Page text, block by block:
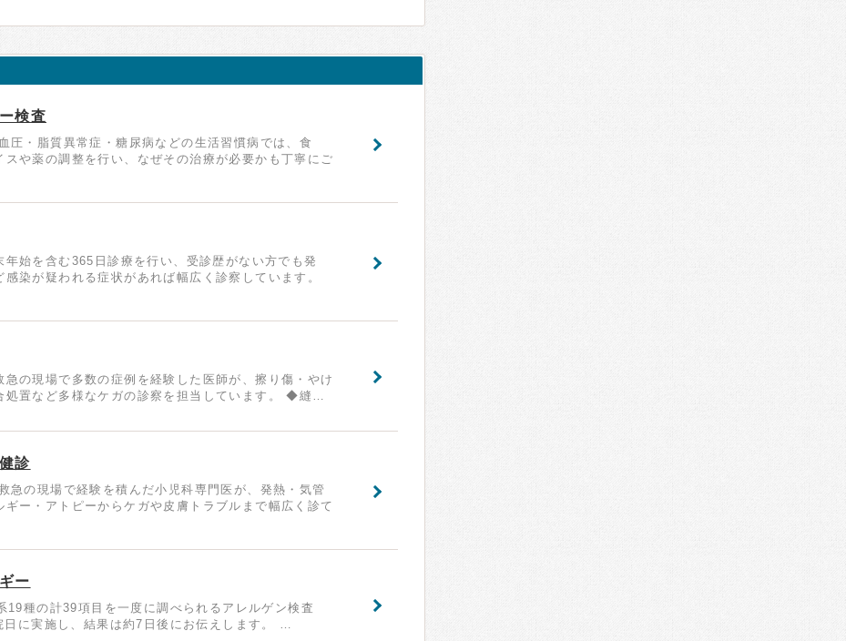
検査
圧・脂質異常症・糖尿病などの生活習慣病では、食
スや薬の調整を行い、なぜその治療が必要かも丁寧にご
始を含む365日診療を行い、受診歴がない方でも発
染が疑われる症状があれば幅広く診察しています。
の現場で多数の症例を経験した医師が、擦り傷・やけ
処置など多様なケガの診察を担当しています。 ◆縫…
診
急の現場で経験を積んだ小児科専門医が、発熱・気管
ギー・アトピーからケガや皮膚トラブルまで幅広く診て
ー
種の計39項目を一度に調べられるアレルゲン検査
日に実施し、結果は約7日後にお伝えします。 …